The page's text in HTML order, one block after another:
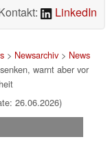
LinkedIn
> Newsarchiv> News
warnt aber vor
26.06.2026)